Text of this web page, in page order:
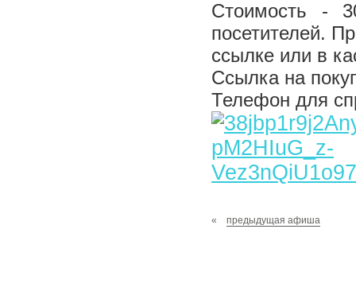
Стоимость -
посетителей.
ссылке или в
Ссылка на
Телефон для
« предыдущая афиша